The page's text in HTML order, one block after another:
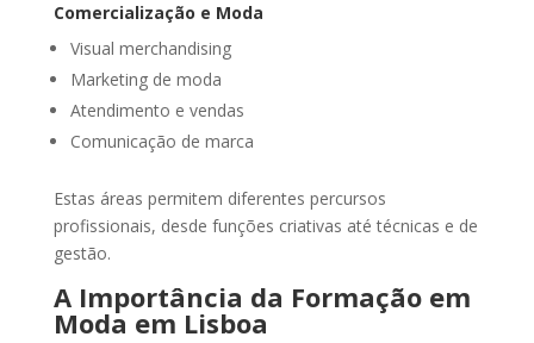
Comercialização e Moda
Visual merchandising
Marketing de moda
Atendimento e vendas
Comunicação de marca
Estas áreas permitem diferentes percursos
profissionais, desde funções criativas até técnicas e de
gestão.
A Importância da Formação em
Moda em Lisboa